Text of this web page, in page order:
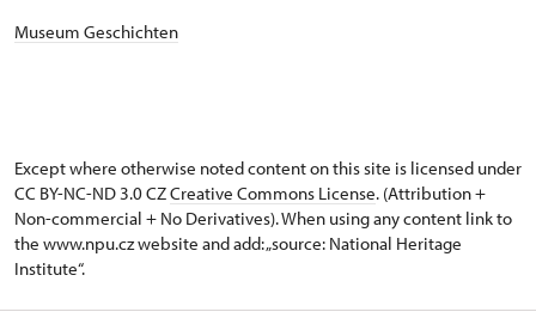
Museum Geschichten
Except where otherwise noted content on this site is licensed under
CC BY-NC-ND 3.0 CZCreative Commons License. (Attribution +
Non-commercial + No Derivatives). When using any content link to
the www.npu.cz website and add: „source: National Heritage
Institute“.